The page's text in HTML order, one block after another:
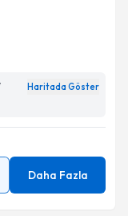
Haritada Göster
Daha Fazla